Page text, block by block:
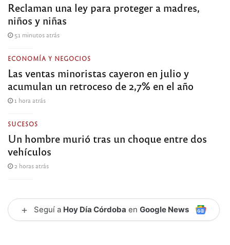
Reclaman una ley para proteger a madres,
niños y niñas
51 minutos atrás
ECONOMÍA Y NEGOCIOS
Las ventas minoristas cayeron en julio y
acumulan un retroceso de 2,7% en el año
1 hora atrás
SUCESOS
Un hombre murió tras un choque entre dos
vehículos
2 horas atrás
+ Seguí a Hoy Día Córdoba en Google News